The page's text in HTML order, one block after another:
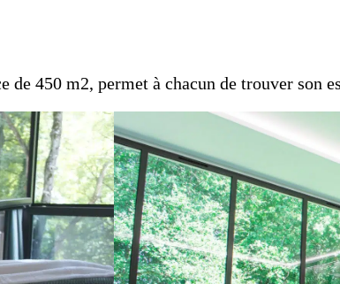
de 450 m2, permet à chacun de trouver son